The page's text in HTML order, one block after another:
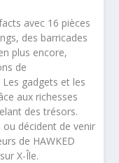
avec 16 pièces
des barricades
plus encore,
de
gadgets et les
aux richesses
des trésors.
ou décident de venir
de HAWKED
X-Île.